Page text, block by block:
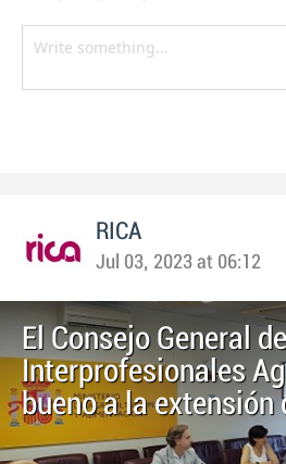
RICA
Jul 03, 2023 at 06:12
El Consejo General
Interprofesionales
bueno a la extensión